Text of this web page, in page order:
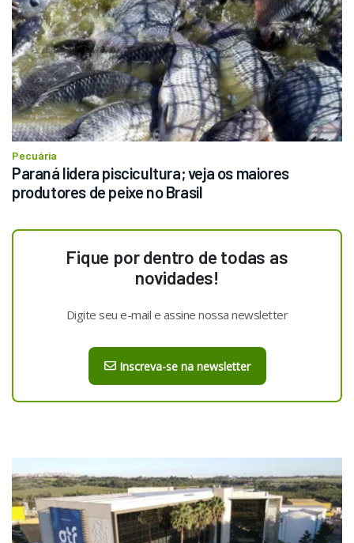
Pecuária
Paraná lidera piscicultura; veja os maiores
produtores de peixe no Brasil
Fique por dentro de todas as
novidades!
Digite seu e-mail e assine nossa newsletter
Inscreva-se na newsletter